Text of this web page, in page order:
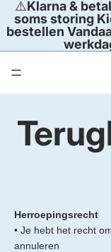
⚠️Klarna &
soms storing
bestellen
Herroepingsrecht
• Je hebt het recht
annuleren